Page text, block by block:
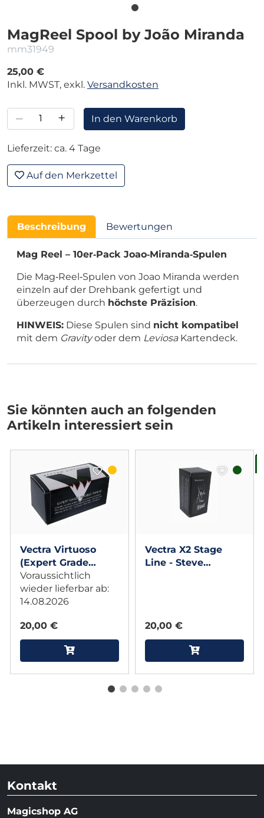
MagReel Spool by João Miranda
mm31949
25,00 €
Inkl. MWST, exkl. Versandkosten
– + In den Warenkorb
Lieferzeit: ca. 4 Tage
Auf den Merkzettel
Beschreibung Bewertungen
Mag Reel – 10er‑Pack Joao‑Miranda‑Spulen
Die Mag‑Reel‑Spulen von Joao Miranda werden
einzeln auf der Drehbank gefertigt und
überzeugen durch höchste Präzision.
HINWEIS: Diese Spulen sind nicht kompatibel
mit dem Gravityoder dem LeviosaKartendeck.
Sie könnten auch an folgenden
Artikeln interessiert sein
Vectra Virtuoso
(Expert Grade
Invisible Thread) -
Steve Fearson
Voraussichtlich
wieder lieferbar ab:
14.08.2026
20,00 €
Vectra X2 Stage
Line - Steve
20,00 €
Kontakt
Magicshop AG